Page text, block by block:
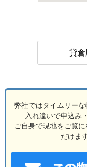
貸倉
弊社ではタイムリーな
入れ違いで申込み
ご自身で現地をご覧
だけま